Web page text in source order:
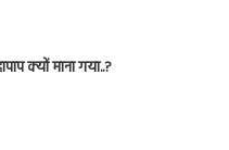
क्यों माना गया..?